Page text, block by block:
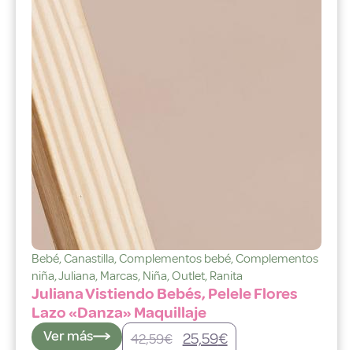
Bebé,Canastilla,Complementos bebé,Complementos
niña,Juliana, Marcas, Niña,Outlet, Ranita
Juliana Vistiendo Bebés, Pelele Flores
Lazo «Danza» Maquillaje
Ver más 42,59€ 25,59€